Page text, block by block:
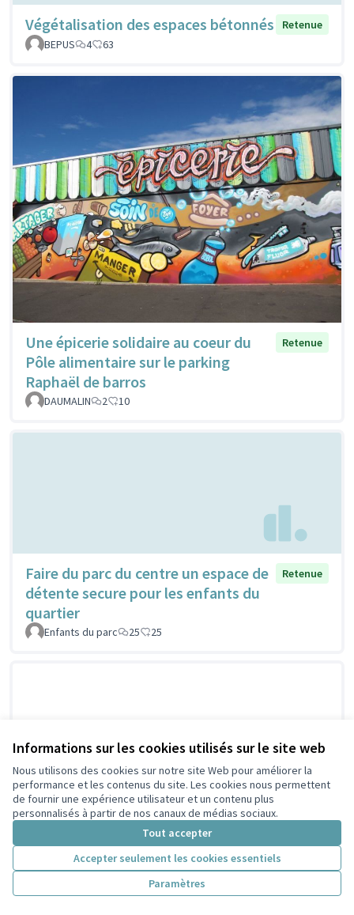
Informations sur les cookies utilisés sur le site web
Nous utilisons des cookies sur notre site Web pour améliorer la
performance et les contenus du site. Les cookies nous permettent
de fournir une expérience utilisateur et un contenu plus
personnalisés à partir de nos canaux de médias sociaux.
Tout accepter
Accepter seulement les cookies essentiels
Paramètres
Végétalisation des espaces bétonnés
Retenue
BEPUS
4 63
Une épicerie solidaire au coeur du
Pôle alimentaire sur le parking
Raphaël de barros
Retenue
DAUMALIN 2 10
Faire du parc du centre un espace de
détente secure pour les enfants du
quartier
Retenue
Enfants du parc 25 25